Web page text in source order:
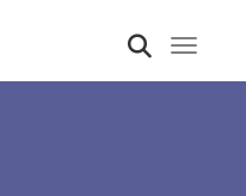
Toggle